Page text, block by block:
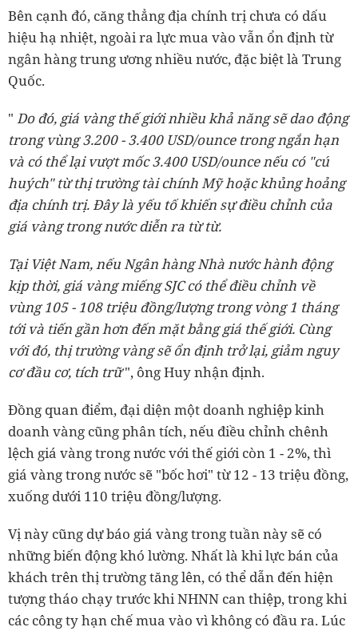
Bên cạnh đó, căng thẳng địa chính trị chưa có dấu
hiệu hạ nhiệt, ngoài ra lực mua vào vẫn ổn định từ
ngân hàng trung ương nhiều nước, đặc biệt là Trung
Quốc.
" Do đó, giá vàng thế giới nhiều khả năng sẽ dao động
trong vùng 3.200 - 3.400 USD/ounce trong ngắn hạn
và có thể lại vượt mốc 3.400 USD/ounce nếu có "cú
huých" từ thị trường tài chính Mỹ hoặc khủng hoảng
địa chính trị. Đây là yếu tố khiến sự điều chỉnh của
giá vàng trong nước diễn ra từ từ.
Tại Việt Nam, nếu Ngân hàng Nhà nước hành động
kịp thời, giá vàng miếng SJC có thể điều chỉnh về
vùng 105 - 108 triệu đồng/lượng trong vòng 1 tháng
tới và tiến gần hơn đến mặt bằng giá thế giới. Cùng
với đó, thị trường vàng sẽ ổn định trở lại, giảm nguy
cơ đầu cơ, tích trữ", ông Huy nhận định.
Đồng quan điểm, đại diện một doanh nghiệp kinh
doanh vàng cũng phân tích, nếu điều chỉnh chênh
lệch giá vàng trong nước với thế giới còn 1 - 2%, thì
giá vàng trong nước sẽ "bốc hơi" từ 12 - 13 triệu đồng,
xuống dưới 110 triệu đồng/lượng.
Vị này cũng dự báo giá vàng trong tuần này sẽ có
những biến động khó lường. Nhất là khi lực bán của
khách trên thị trường tăng lên, có thể dẫn đến hiện
tượng tháo chạy trước khi NHNN can thiệp, trong khi
các công ty hạn chế mua vào vì không có đầu ra. Lúc